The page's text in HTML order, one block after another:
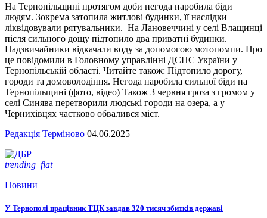
На Тернопільщині протягом доби негода наробила біди
людям. Зокрема затопила житлові будинки, її наслідки
ліквідовували рятувальники. На Лановеччині у селі Влащинці
після сильного дощу підтопило два приватні будинки.
Надзвичайники відкачали воду за допомогою мотопомпи. Про
це повідомили в Головному управлінні ДСНС України у
Тернопільській області. Читайте також: Підтопило дорогу,
городи та домоволодіння. Негода наробила сильної біди на
Тернопільщині (фото, відео) Також 3 червня гроза з громом у
селі Синява перетворили людські городи на озера, а у
Чернихівцях частково обвалився міст.
Редакція Терміново 04.06.2025
trending_flat
Новини
У Тернополі працівник ТЦК завдав 320 тисяч збитків державі